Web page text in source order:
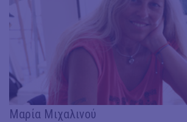
Μαρία Μιχαλινού